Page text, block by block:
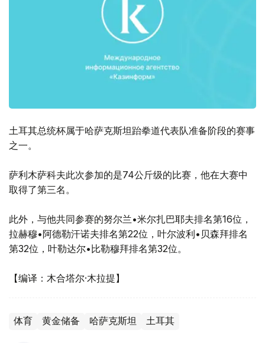
土耳其总统杯属于哈萨克斯坦跆拳道代表队准备阶段的赛事
之一。
萨利木萨科夫此次参加的是74公斤级的比赛，他在大赛中
取得了第三名。
此外，与他共同参赛的努尔兰•米尔扎巴耶夫排名第16位，
拉赫穆•阿德勒汗诺夫排名第22位，叶尔波利•贝森拜排名
第32位，叶勒达尔•比勒穆拜排名第32位。
【编译：木合塔尔·木拉提】
体育 黄金储备 哈萨克斯坦 土耳其